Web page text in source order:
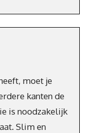
moet je
kanten de
is noodzakelijk
Slim en